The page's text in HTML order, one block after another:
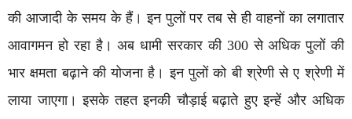
की आजादी के समय के हैं। इन पुलों पर तब से ही वाहनों का लगातार
आवागमन हो रहा है। अब धामी सरकार की 300 से अधिक पुलों की
भार क्षमता बढ़ाने की योजना है। इन पुलों को बी श्रेणी से ए श्रेणी में
लाया जाएगा। इसके तहत इनकी चौड़ाई बढ़ाते हुए इन्हें और अधिक